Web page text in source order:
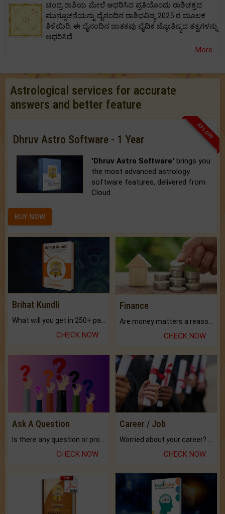
ಚಂದ್ರ ರಾಶಿಯ ಮೇಲೆ ಆಧರಿಸಿದ ಪ್ರತಿಯೊಂದು ರಾಶಿಚಕ್ರದ
ಮುನ್ಸೂಚನೆಯನ್ನು ದೈನಂದಿನ ರಾಶಿಭವಿಷ್ಯ 2025 ರ ಮೂಲಕ
ತಿಳಿಯಿರಿ. ಈ ದೈನಂದಿನ ಜಾತಕವು ವೈದಿಕ ಜ್ಯೋತಿಷ್ಯದ ತತ್ವಗಳನ್ನು
ಆಧರಿಸಿದೆ.
More...
Astrological services for accurate
answers and better feature
33% OFF
Dhruv Astro Software - 1 Year
'Dhruv Astro Software' brings you
the most advanced astrology
software features, delivered from
Cloud.
BUY NOW
Brihat Kundli
CHECK NOW
Finance
CHECK NOW
Ask A Question
CHECK NOW
Career / Job
CHECK NOW